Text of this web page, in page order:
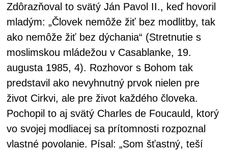
Zdôrazňoval to svätý Ján Pavol II., keď hovoril
mladým: „Človek nemôže žiť bez modlitby, tak
ako nemôže žiť bez dýchania“ (Stretnutie s
moslimskou mládežou v Casablanke, 19.
augusta 1985, 4). Rozhovor s Bohom tak
predstavil ako nevyhnutný prvok nielen pre
život Cirkvi, ale pre život každého človeka.
Pochopil to aj svätý Charles de Foucauld, ktorý
vo svojej modliacej sa prítomnosti rozpoznal
vlastné povolanie. Písal: „Som šťastný, teší